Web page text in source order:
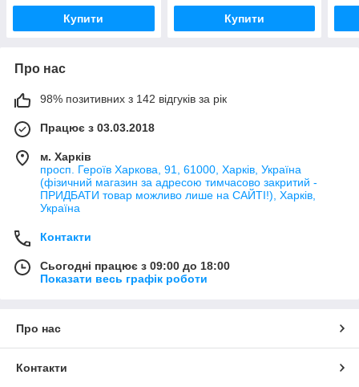
Купити Купити
Про нас
98% позитивних з 142 відгуків за рік
Працює з 03.03.2018
м. Харків
просп. Героїв Харкова, 91, 61000, Харків, Україна
(фізичний магазин за адресою тимчасово закритий -
ПРИДБАТИ товар можливо лише на САЙТІ!), Харків,
Україна
Контакти
Сьогодні працює з 09:00 до 18:00
Показати весь графік роботи
Про нас
Контакти